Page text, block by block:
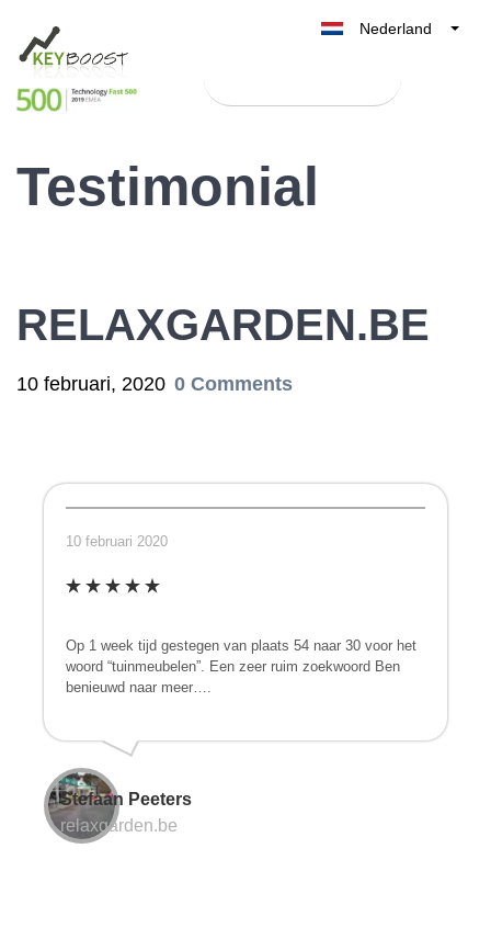
Nederland
België
Testimonial
RELAXGARDEN.BE
10 februari, 2020 0 Comments
10 februari 2020
Op 1 week tijd gestegen van plaats 54 naar 30 voor het
woord “tuinmeubelen”. Een zeer ruim zoekwoord Ben
benieuwd naar meer….
Stefaan Peeters
relaxgarden.be